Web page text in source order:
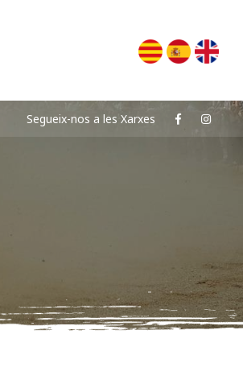
Segueix-nos a les Xarxes